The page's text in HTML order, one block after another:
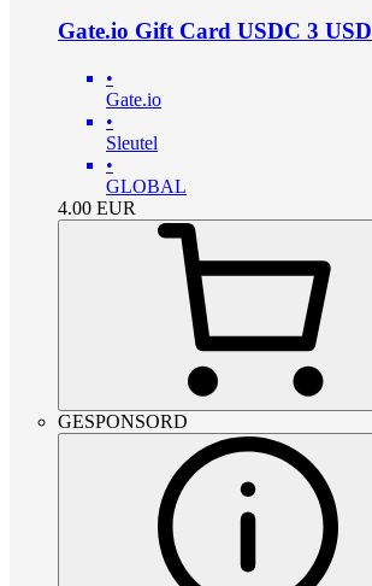
Gate.io Gift Card USDC 3 USD
•
Gate.io
•
Sleutel
•
GLOBAL
4.00 EUR
GESPONSORD